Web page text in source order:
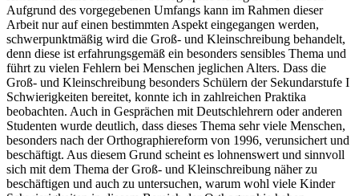
Aufgrund des vorgegebenen Umfangs kann im Rahmen dieser
Arbeit nur auf einen bestimmten Aspekt eingegangen werden,
schwerpunktmäßig wird die Groß- und Kleinschreibung behandelt,
denn diese ist erfahrungsgemäß ein besonders sensibles Thema und
führt zu vielen Fehlern bei Menschen jeglichen Alters. Dass die
Groß- und Kleinschreibung besonders Schülern der Sekundarstufe I
Schwierigkeiten bereitet, konnte ich in zahlreichen Praktika
beobachten. Auch in Gesprächen mit Deutschlehrern oder anderen
Studenten wurde deutlich, dass dieses Thema sehr viele Menschen,
besonders nach der Orthographiereform von 1996, verunsichert und
beschäftigt. Aus diesem Grund scheint es lohnenswert und sinnvoll
sich mit dem Thema der Groß- und Kleinschreibung näher zu
beschäftigen und auch zu untersuchen, warum wohl viele Kinder